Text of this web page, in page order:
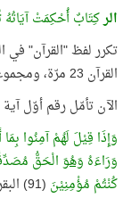
الركِتَابٌ أُحْكِمَتْ
القرآن 23 مرّة، ومجموعهما 91
الآن تأمّل رقم أوّل
وَإِذَا قِيْلَ لَهُمْ آمِنُوا
وَرَاءَهُ وَهُوَالْحَقُّ
كُنْتُمْ مُؤْمِنِيْنَ (91) البقرة